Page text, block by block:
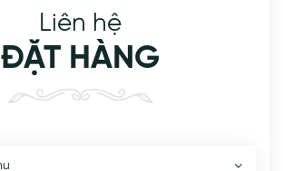
Liên hệ
ĐẶT HÀNG